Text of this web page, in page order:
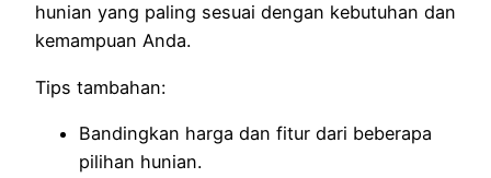
hunian yang paling sesuai dengan kebutuhan dan
kemampuan Anda.
Tips tambahan:
Bandingkan harga dan fitur dari beberapa
pilihan hunian.